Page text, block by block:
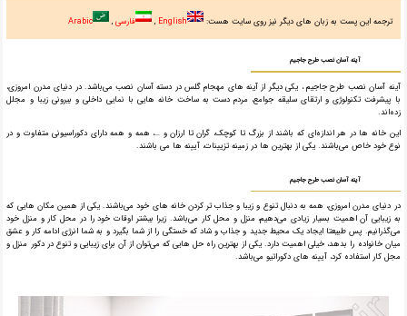
ترجمه این پست به زبان های دیگر نیز روی سایت هست: English فارسی Arabic
آینه آسان نصب طرح جاجیم
آینه آسان نصب طرح جاجیم ، یکی دیگر از آینه های مهجام گلس در دسته آسان نصب می‌باشد. در دنیای مدرن امروزی،
با پیشرفت تکنولوژی و ارتقای سلیقه جوامع، مردم دست به ساخت خانه هایی با نمایی داخلی و بیرونی زیبا و مجلل
زده‌اند.
این خانه ها در هر اندازه‌ای که باشند از بزرگ تا کوچک، گران تا ارزان و …، همه و همه دارای دکوراسیونی متفاوت و در
نوع خود خاص می‌باشند. یکی از بهترین ها در زمینه تزیینات، آیینه ها می باشند.
آینه آسان نصب طرح جاجیم
در دنیای مدرن امروزی، همه به دنبال تنوع و زیبا و جذاب تر کردن خانه های خود می‌باشند. یکی از همین مکان هایی که
به زیبایی آن اهمیت بسیار زیادی می‌دهیم، منزل و محل کار می‌باشد. زیرا بیشتر اوقات خود را در محل کار و منزل خود
می‌گذرانیم. پس طبیعتا ایجاد یک محیط جدید و جذاب و شاد که خستگی را از شما بگیرد و به شما انرژی ادامه کار و عشق
میان خانواده را بدهد، خیلی اهمیت دارد. یکی از بهترین راه حل هایی که می‌توان از آن برای زیبایی و تنوع در دکور منزل و
مجل کار استفاده کرد، آیینه های دکوراتیو می‌باشد.